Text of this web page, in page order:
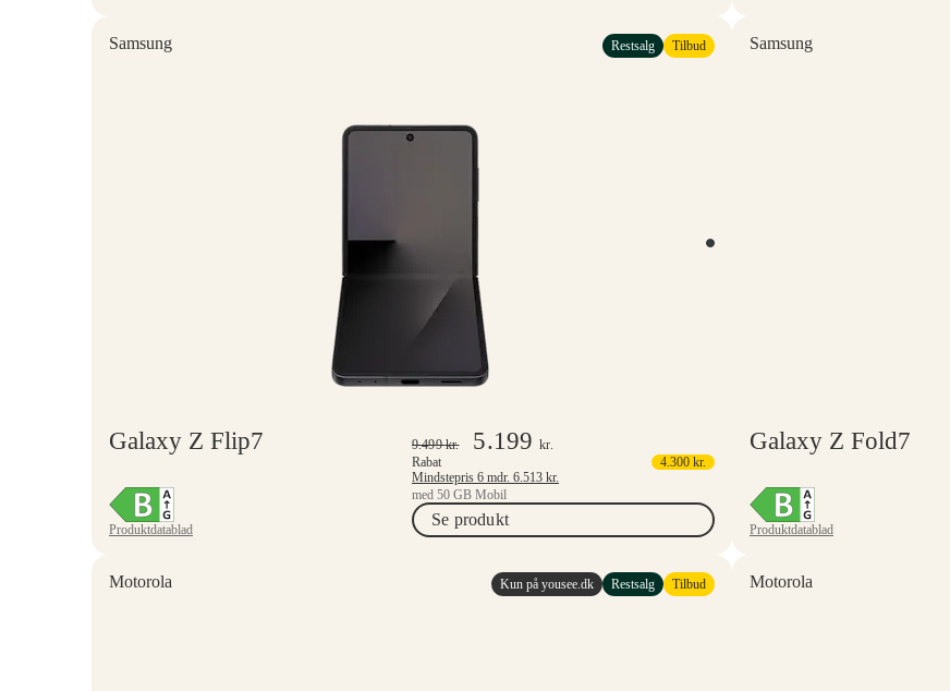
Samsung Restsalg Tilbud
Galaxy Z Flip7
Produktdatablad
9.499kr. 5.199kr.
Rabat
4.300 kr.
Mindstepris 6 mdr. 6.513 kr.
med 50 GB Mobil
Se produkt
Samsung
Galaxy Z Fold7
Produktdatablad
Motorola Kun på yousee.dk Restsalg Tilbud Motorola